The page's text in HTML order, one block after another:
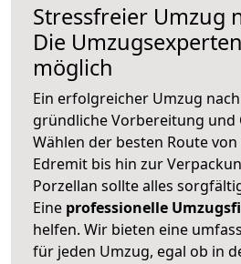
Stressfreier Umzug
Die
möglich
Ein erfolgreicher Umzug
gründliche Vorbereitung und
Wählen der besten Route
Edremit bis hin zur
Porzellan sollte alles
Eine professionelle
helfen. Wir bieten eine
für jeden Umzug, egal ob in